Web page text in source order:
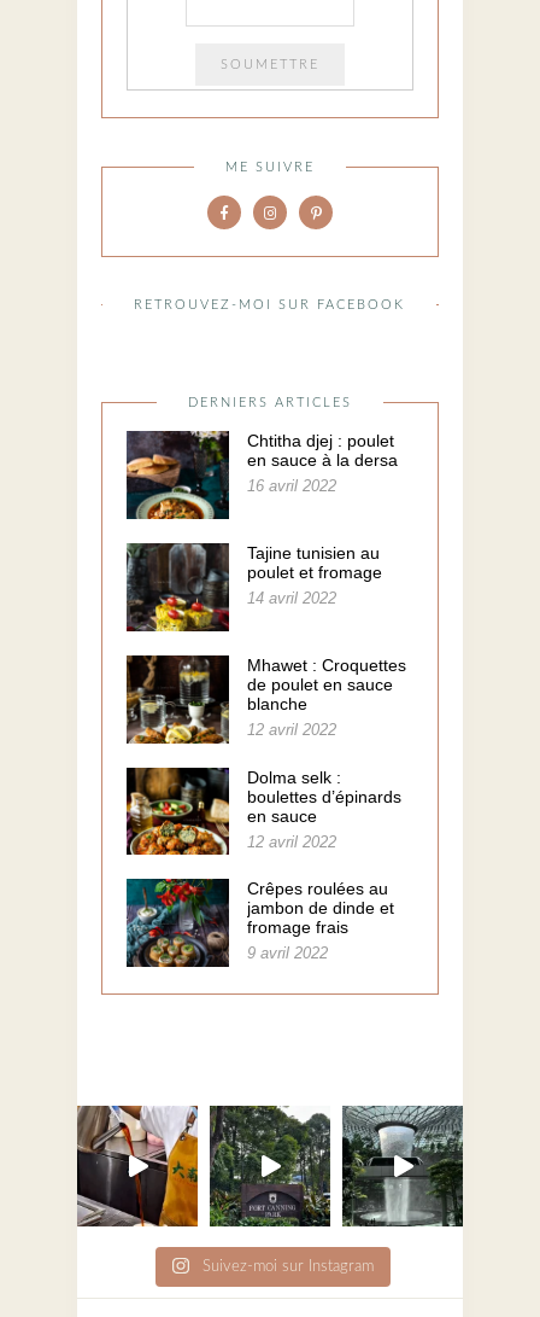
ME SUIVRE
RETROUVEZ-MOI SUR FACEBOOK
DERNIERS ARTICLES
Chtitha djej : poulet
en sauce à la dersa
16 avril 2022
Tajine tunisien au
poulet et fromage
14 avril 2022
Mhawet : Croquettes
de poulet en sauce
blanche
12 avril 2022
Dolma selk :
boulettes d’épinards
en sauce
12 avril 2022
Crêpes roulées au
jambon de dinde et
fromage frais
9 avril 2022
Suivez-moi sur Instagram